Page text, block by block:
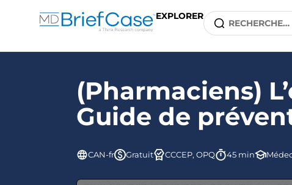
EXPLORER
(Pharmaciens)
Guide de
CAN-fr Gratuit CCCEP, OPQ 45 min